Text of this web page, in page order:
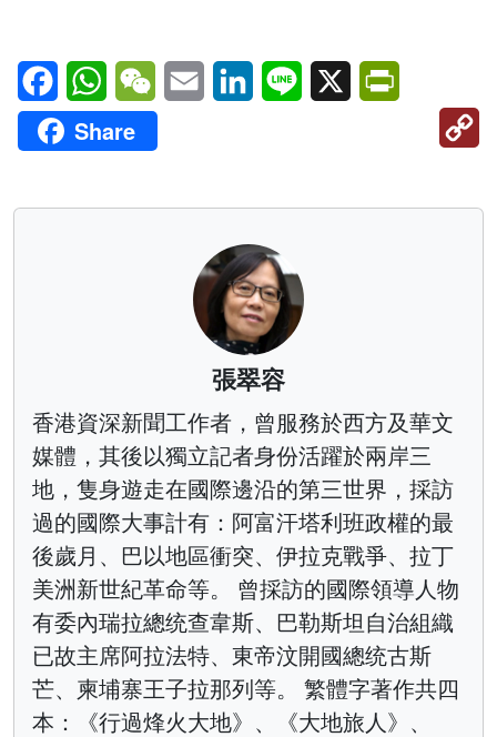
FacebookWhatsAppWeChatEmail LinkedInLine X
Share
張翠容
香港資深新聞工作者，曾服務於西方及華文
媒體，其後以獨立記者身份活躍於兩岸三
地，隻身遊走在國際邊沿的第三世界，採訪
過的國際大事計有：阿富汗塔利班政權的最
後歲月、巴以地區衝突、伊拉克戰爭、拉丁
美洲新世紀革命等。 曾採訪的國際領導人物
有委內瑞拉總统查韋斯、巴勒斯坦自治組織
已故主席阿拉法特、東帝汶開國總统古斯
芒、柬埔寨王子拉那列等。 繁體字著作共四
本：《行過烽火大地》、《大地旅人》、